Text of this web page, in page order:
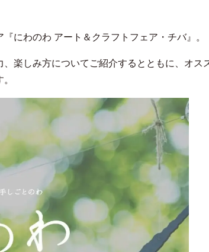
にわのわ アート＆クラフトフェア・チバ』。
楽しみ方についてご紹介するとともに、オス